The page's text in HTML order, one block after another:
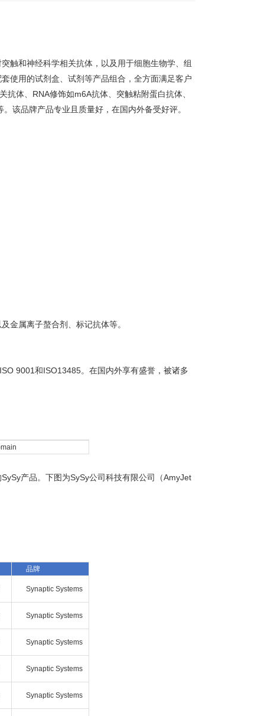
触和神经科学相关抗体，以及用于细胞生物学、组
使用的试剂盒、试剂等产品组合，全方面满足客户
体、RNA修饰如m6A抗体、突触粘附蛋白抗体、
该品牌产品专业且质量好，在国内外备受好评。
金属离子螯合剂、标记抗体等。
9001和ISO13485。在国内外享有盛誉，被诸多
产品。下图为SySy公司科技有限公司（AmyJet
品牌
Synaptic Systems
Synaptic Systems
Synaptic Systems
Synaptic Systems
Synaptic Systems